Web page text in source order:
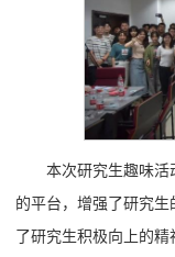
本次研究生趣味活
的平台，增强了研究
了研究生积极向上的